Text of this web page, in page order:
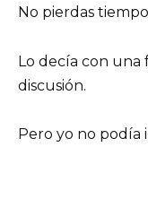
No pierdas
Lo decía con
discusión.
Pero yo no podía